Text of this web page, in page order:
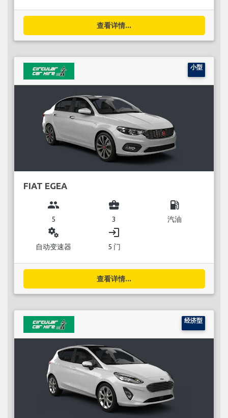
查看详情...
小型
FIAT EGEA
group
5
business_center
3
local_gas_station
汽油
miscellaneous_services
自动变速器
login
5 门
查看详情...
经济型